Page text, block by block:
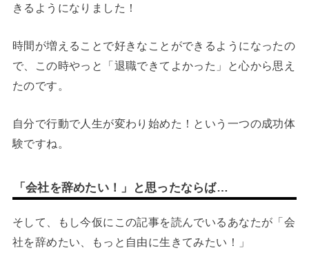
きるようになりました！
時間が増えることで好きなことができるようになったの
で、この時やっと「退職できてよかった」と心から思え
たのです。
自分で行動で人生が変わり始めた！という一つの成功体
験ですね。
「会社を辞めたい！」と思ったならば…
そして、もし今仮にこの記事を読んでいるあなたが「会
社を辞めたい、もっと自由に生きてみたい！」